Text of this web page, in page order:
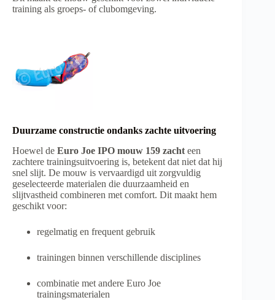
training als groeps- of clubomgeving.
Duurzame constructie ondanks zachte uitvoering
Hoewel de Euro Joe IPO mouw 159 zacht een
zachtere trainingsuitvoering is, betekent dat niet dat hij
snel slijt. De mouw is vervaardigd uit zorgvuldig
geselecteerde materialen die duurzaamheid en
slijtvastheid combineren met comfort. Dit maakt hem
geschikt voor:
regelmatig en frequent gebruik
trainingen binnen verschillende disciplines
combinatie met andere Euro Joe
trainingsmaterialen